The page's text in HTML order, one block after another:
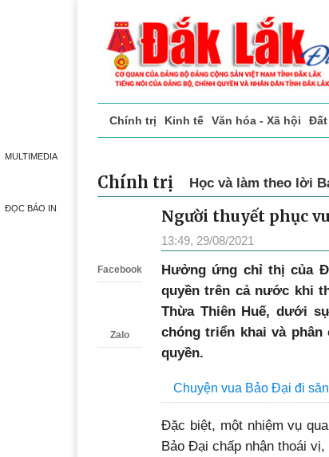
MULTIMEDIA
ĐỌC BÁO IN
Chính trị Kinh tế Văn hóa - Xã hội
Chính trị Học và làm theo lời
Facebook
Zalo
Người thuyết phục
13:49, 29/08/2021
H ưởng ứng chỉ thị của
quyền trên cả nước khi
Thừa Thiên Huế, dưới
chóng triển khai và phân
quyền.
Chuyện vua Bảo Đại đi
Đặc biệt, một nhiệm vụ
Bảo Đại chấp nhận thoái